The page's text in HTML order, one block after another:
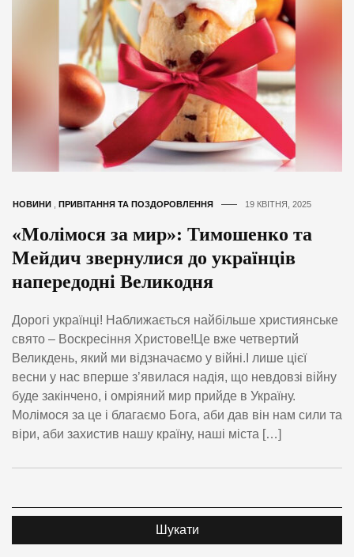
НОВИНИ ПРИВІТАННЯ ТА ПОЗДОРОВЛЕННЯ 19 КВІТНЯ, 2025
«Молімося за мир»: Тимошенко та
Мейдич звернулися до українців
напередодні Великодня
Дорогі українці! Наближається найбільше християнське
свято – Воскресіння Христове!Це вже четвертий
Великдень, який ми відзначаємо у війні.І лише цієї
весни у нас вперше з’явилася надія, що невдовзі війну
буде закінчено, і омріяний мир прийде в Україну.
Молімося за це і благаємо Бога, аби дав він нам сили та
віри, аби захистив нашу країну, наші міста […]